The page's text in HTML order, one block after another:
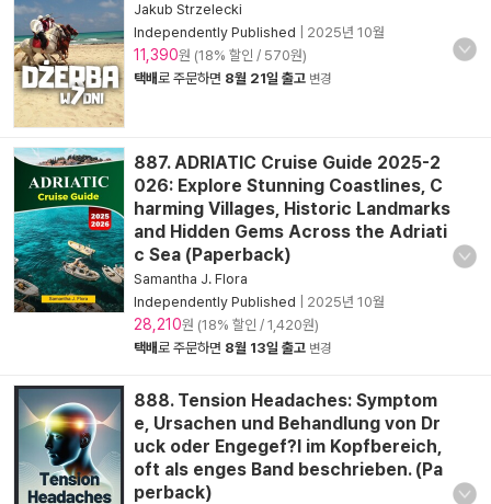
Jakub Strzelecki
Independently Published
2025년 10월
11,390원 (18% 할인 / 570원)
택배로 주문하면 8월 21일 출고 변경
887. ADRIATIC Cruise Guide 2025-2
026: Explore Stunning Coastlines, C
harming Villages, Historic Landmarks
and Hidden Gems Across the Adriati
c Sea (Paperback)
Samantha J. Flora
Independently Published
2025년 10월
28,210원 (18% 할인 / 1,420원)
택배로 주문하면 8월 13일 출고 변경
888. Tension Headaches: Symptom
e, Ursachen und Behandlung von Dr
uck oder Engegef?l im Kopfbereich,
oft als enges Band beschrieben. (Pa
perback)